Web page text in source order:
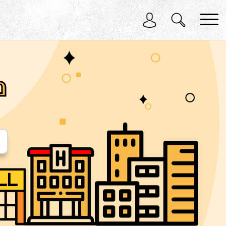
בחר תתקטגוריה בחר מיקום
הכל
בדרום
בירושלים
באילת
בחיפה
בתל אביב